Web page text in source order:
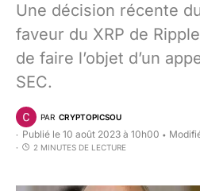
Une décision récente
faveur du XRP de
de faire l’objet d’un
SEC.
PAR CRYPTOPICSOU
Publié le 10 août 2023 à 10h00 •
2 MINUTES DE LECTURE